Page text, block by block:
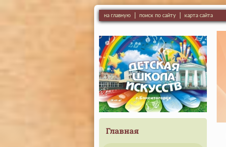
на главную поиск по сайту карта сайта
Главная